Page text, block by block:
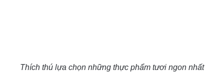
Thích thú lựa chọn những thực phẩm tươi ngon nhất